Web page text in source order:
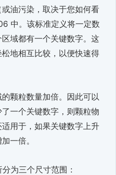
油污染，取决于您如何看
中。该标准定义将一定数
域都有一个关键数字。这
地相互比较，以便快速得
颗粒数量加倍。因此可以
一个关键数字，则颗粒物
用于，如果关键数字上升
一倍。
为三个尺寸范围：